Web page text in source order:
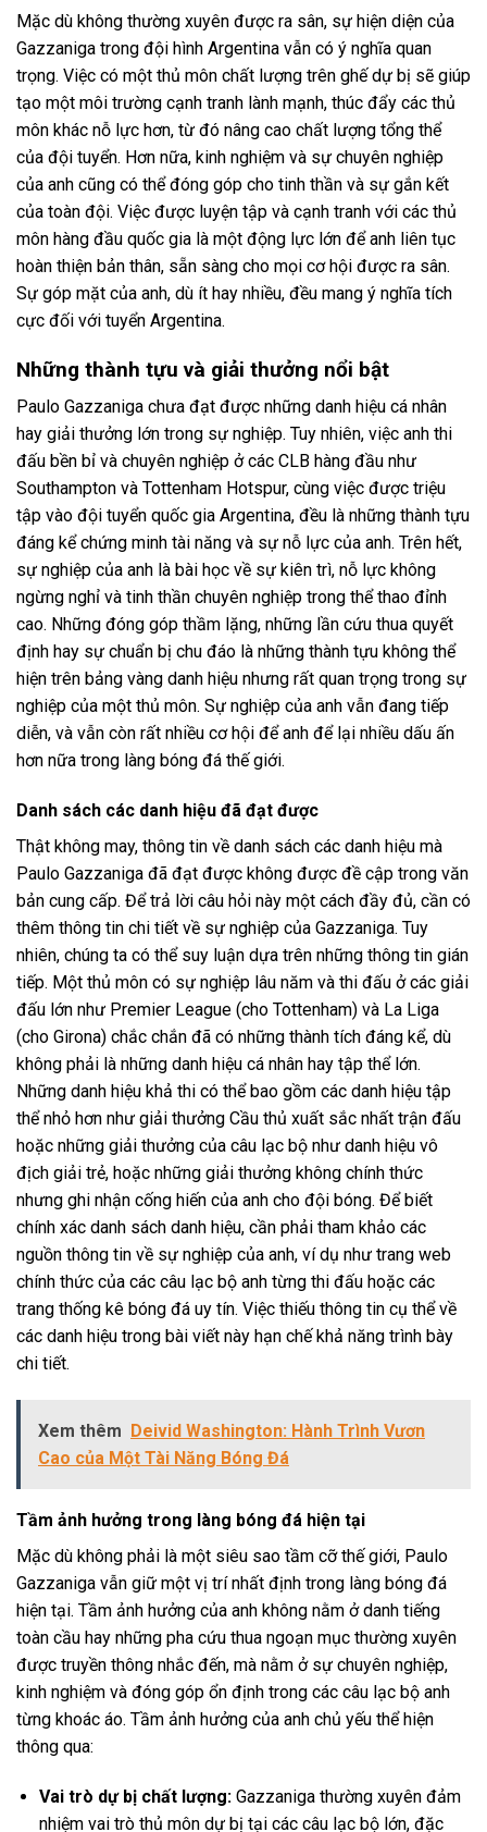
Mặc dù không thường xuyên được ra sân, sự hiện diện của
Gazzaniga trong đội hình Argentina vẫn có ý nghĩa quan
trọng. Việc có một thủ môn chất lượng trên ghế dự bị sẽ giúp
tạo một môi trường cạnh tranh lành mạnh, thúc đẩy các thủ
môn khác nỗ lực hơn, từ đó nâng cao chất lượng tổng thể
của đội tuyển. Hơn nữa, kinh nghiệm và sự chuyên nghiệp
của anh cũng có thể đóng góp cho tinh thần và sự gắn kết
của toàn đội. Việc được luyện tập và cạnh tranh với các thủ
môn hàng đầu quốc gia là một động lực lớn để anh liên tục
hoàn thiện bản thân, sẵn sàng cho mọi cơ hội được ra sân.
Sự góp mặt của anh, dù ít hay nhiều, đều mang ý nghĩa tích
cực đối với tuyển Argentina.
Những thành tựu và giải thưởng nổi bật
Paulo Gazzaniga chưa đạt được những danh hiệu cá nhân
hay giải thưởng lớn trong sự nghiệp. Tuy nhiên, việc anh thi
đấu bền bỉ và chuyên nghiệp ở các CLB hàng đầu như
Southampton và Tottenham Hotspur, cùng việc được triệu
tập vào đội tuyển quốc gia Argentina, đều là những thành tựu
đáng kể chứng minh tài năng và sự nỗ lực của anh. Trên hết,
sự nghiệp của anh là bài học về sự kiên trì, nỗ lực không
ngừng nghỉ và tinh thần chuyên nghiệp trong thể thao đỉnh
cao. Những đóng góp thầm lặng, những lần cứu thua quyết
định hay sự chuẩn bị chu đáo là những thành tựu không thể
hiện trên bảng vàng danh hiệu nhưng rất quan trọng trong sự
nghiệp của một thủ môn. Sự nghiệp của anh vẫn đang tiếp
diễn, và vẫn còn rất nhiều cơ hội để anh để lại nhiều dấu ấn
hơn nữa trong làng bóng đá thế giới.
Danh sách các danh hiệu đã đạt được
Thật không may, thông tin về danh sách các danh hiệu mà
Paulo Gazzaniga đã đạt được không được đề cập trong văn
bản cung cấp. Để trả lời câu hỏi này một cách đầy đủ, cần có
thêm thông tin chi tiết về sự nghiệp của Gazzaniga. Tuy
nhiên, chúng ta có thể suy luận dựa trên những thông tin gián
tiếp. Một thủ môn có sự nghiệp lâu năm và thi đấu ở các giải
đấu lớn như Premier League (cho Tottenham) và La Liga
(cho Girona) chắc chắn đã có những thành tích đáng kể, dù
không phải là những danh hiệu cá nhân hay tập thể lớn.
Những danh hiệu khả thi có thể bao gồm các danh hiệu tập
thể nhỏ hơn như giải thưởng Cầu thủ xuất sắc nhất trận đấu
hoặc những giải thưởng của câu lạc bộ như danh hiệu vô
địch giải trẻ, hoặc những giải thưởng không chính thức
nhưng ghi nhận cống hiến của anh cho đội bóng. Để biết
chính xác danh sách danh hiệu, cần phải tham khảo các
nguồn thông tin về sự nghiệp của anh, ví dụ như trang web
chính thức của các câu lạc bộ anh từng thi đấu hoặc các
trang thống kê bóng đá uy tín. Việc thiếu thông tin cụ thể về
các danh hiệu trong bài viết này hạn chế khả năng trình bày
chi tiết.
Xem thêm Deivid Washington: Hành Trình Vươn
Cao của Một Tài Năng Bóng Đá
Tầm ảnh hưởng trong làng bóng đá hiện tại
Mặc dù không phải là một siêu sao tầm cỡ thế giới, Paulo
Gazzaniga vẫn giữ một vị trí nhất định trong làng bóng đá
hiện tại. Tầm ảnh hưởng của anh không nằm ở danh tiếng
toàn cầu hay những pha cứu thua ngoạn mục thường xuyên
được truyền thông nhắc đến, mà nằm ở sự chuyên nghiệp,
kinh nghiệm và đóng góp ổn định trong các câu lạc bộ anh
từng khoác áo. Tầm ảnh hưởng của anh chủ yếu thể hiện
thông qua:
Vai trò dự bị chất lượng:Gazzaniga thường xuyên đảm
nhiệm vai trò thủ môn dự bị tại các câu lạc bộ lớn, đặc